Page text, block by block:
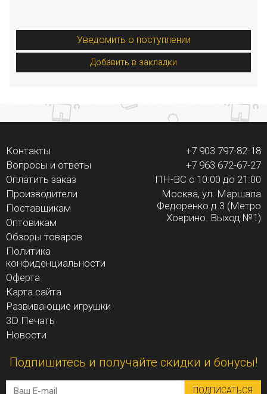
Уведомить о поступлении
Добавить в закладки
Контакты
Вопросы и ответы
Оплатить заказ
Производители
Поставщикам
Оптовикам
Обзоры товаров
Политика
конфиденциальности
Оферта
Карта сайта
Развивающие игрушки
3D Печать
Новости
+7 903 797-82-18
+7 963 672-67-27
ПН-ВС с 10:00 до 21:00
Москва, ул. Маршала
Федоренко д.3 (Метро
Ховрино. Выход №1)
Подпишитесь и получайте скидки и бонусы!
ПОДПИСАТЬСЯ